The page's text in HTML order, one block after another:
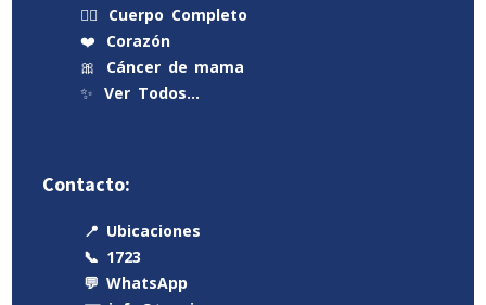
🧍‍♂️
Cuerpo Completo
❤️
Corazón
🎀
Cáncer de mama
✨ Ver Todos…
Contacto:
📍 Ubicaciones
📞 1723
💬 WhatsApp